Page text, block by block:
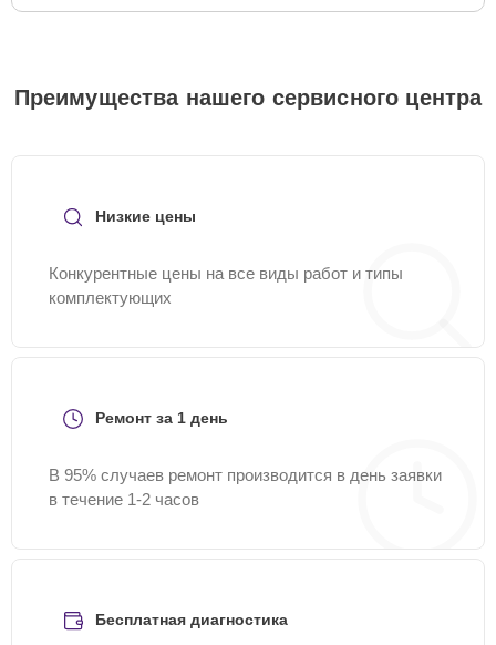
комплектующих могут различаться. Полную
службы заботы о клиентах. Для расчета итоговой
стоимости ремонта цифрового пианино достаточно
Преимущества нашего сервисного центра
Низкие цены
Конкурентные цены на все виды работ и типы
комплектующих
Ремонт за 1 день
В 95% случаев ремонт производится в день заявки
в течение 1-2 часов
Бесплатная диагностика